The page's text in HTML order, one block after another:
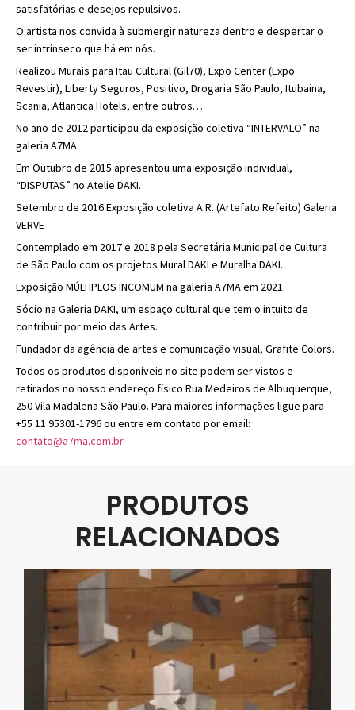
satisfatórias e desejos repulsivos.
O artista nos convida à submergir natureza dentro e despertar o
ser intrínseco que há em nós.
Realizou Murais para Itau Cultural (Gil70), Expo Center (Expo
Revestir), Liberty Seguros, Positivo, Drogaria São Paulo, Itubaina,
Scania, Atlantica Hotels, entre outros…
No ano de 2012 participou da exposição coletiva “INTERVALO” na
galeria A7MA.
Em Outubro de 2015 apresentou uma exposição individual,
“DISPUTAS” no Atelie DAKI.
Setembro de 2016 Exposição coletiva A.R. (Artefato Refeito) Galeria
VERVE
Contemplado em 2017 e 2018 pela Secretária Municipal de Cultura
de São Paulo com os projetos Mural DAKI e Muralha DAKI.
Exposição MÚLTIPLOS INCOMUM na galeria A7MA em 2021.
Sócio na Galeria DAKI, um espaço cultural que tem o intuito de
contribuir por meio das Artes.
Fundador da agência de artes e comunicação visual, Grafite Colors.
Todos os produtos disponíveis no site podem ser vistos e
retirados no nosso endereço físico Rua Medeiros de Albuquerque,
250 Vila Madalena São Paulo. Para maiores informações ligue para
+55 11 95301-1796 ou entre em contato por email:
contato@a7ma.com.br
PRODUTOS
RELACIONADOS